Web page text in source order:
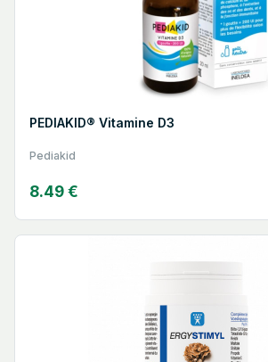
PEDIAKID® Vitamine D3
Pediakid
8.49 €